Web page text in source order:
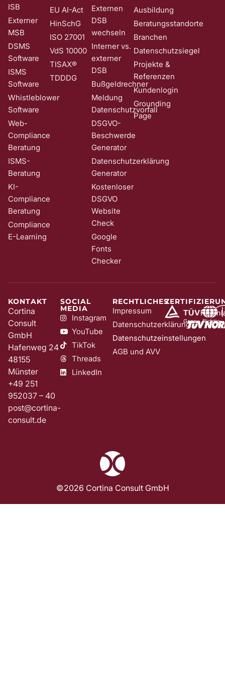
ISB
Externer
MSB
DSMS
Software
ISMS
Software
Whistleblower
Software
Web-
Compliance
Beratung
ISMS-
Beratung
KI-
Compliance
Beratung
Compliance
E-Learning
EU AI-Act
HinSchG
ISO 27001
VdS 10000
TISAX®
TDDDG
Externen
DSB
wechseln
Interner vs.
externer
DSB
Bußgeldrechner
Meldung
Datenschutzvorfall
DSGVO-
Beschwerde
Generator
Datenschutzerklärung
Generator
Kostenloser
DSGVO
Website
Check
Google
Fonts
Checker
Ausbildung
Beratungsstandorte
Branchen
Datenschutzsiegel
Projekte &
Referenzen
Kundenlogin
Grounding
Page
KONTAKT
Cortina
Consult
GmbH
Hafenweg 24
48155
Münster
+49 251
952037 – 40
post@cortina-
consult.de
SOCIAL
MEDIA
Instagram
YouTube
TikTok
Threads
LinkedIn
RECHTLICHES
Impressum
Datenschutzerklärung
Datenschutzeinstellungen
AGB und AVV
©2026 Cortina Consult GmbH